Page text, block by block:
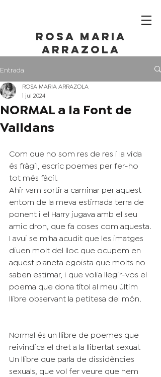
ROSA maria
ARRAZOLA
Entrada
NORMAL a la Font de
Valldans
ROSA MARIA ARRAZOLA
1 jul 2024
Com que no som res de res i la vida
és fràgil, escric poemes per fer-ho
tot més fàcil.
Ahir vam sortir a caminar per aquest
entorn de la meva estimada terra de
ponent i el Harry jugava amb el seu
amic dron, que fa coses com aquesta.
I avui se m'ha acudit que les imatges
diuen molt del lloc que ocupem en
aquest planeta egoista que molts no
saben estimar, i que volia llegir-vos el
poema que dona títol al meu últim
llibre observant la petitesa del món.
Normal és un llibre de poemes que
reivindica el dret a la llibertat sexual.
Un llibre que parla de dissidències
sexuals, que vol fer veure que hem